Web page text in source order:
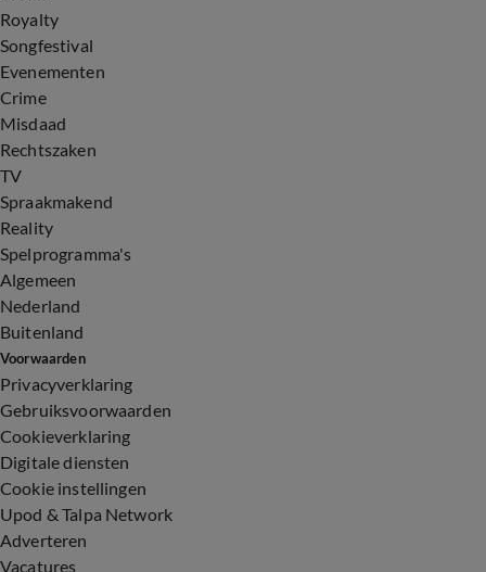
Royalty
Songfestival
Evenementen
Crime
Misdaad
Rechtszaken
TV
Spraakmakend
Reality
Spelprogramma's
Algemeen
Nederland
Buitenland
Voorwaarden
Privacyverklaring
Gebruiksvoorwaarden
Cookieverklaring
Digitale diensten
Cookie instellingen
Upod & Talpa Network
Adverteren
Vacatures